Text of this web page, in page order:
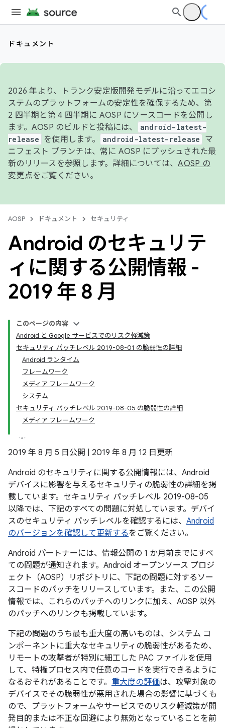
ドキュメント
2026 年より、トランク安定版開発モデルに沿ってエコシ
ステムのプラットフォームの安定性を確保するため、第
2 四半期と第 4 四半期に AOSP にソースコードを公開し
ます。AOSP のビルドと投稿には、
android-latest-
release
を使用します。 android-latest-release
マ
ニフェスト ブランチは、常に AOSP にプッシュされた最
新のリリースを参照します。詳細については、AOSP の
変更点をご覧ください。
AOSP ドキュメント セキュリティ
Android のセキュリテ
ィに関する公開情報 -
2019 年 8 月
このページの内容
Android と Google サービスでのリスク軽減策
セキュリティ パッチレベル 2019-08-01 の脆弱性の詳細
Android ランタイム
フレームワーク
メディア フレームワーク
システム
セキュリティ パッチレベル 2019-08-05 の脆弱性の詳細
メディア フレームワーク
2019 年 8 月 5 日公開 | 2019 年 8 月 12 日更新
Android のセキュリティに関する公開情報には、Android
デバイスに影響を与えるセキュリティの脆弱性の詳細を掲
載しています。セキュリティ パッチレベル 2019-08-05
以降では、下記のすべての問題に対処しています。デバイ
スのセキュリティ パッチレベルを確認するには、 Android
のバージョンを確認して更新するをご覧ください。
Android パートナーには、情報公開の 1 か月前までにすべ
ての問題が通知されます。Android オープンソース プロジ
ェクト（AOSP）リポジトリに、下記の問題に対するソー
スコードのパッチをリリースしています。また、この公開
情報では、これらのパッチへのリンクに加え、AOSP 以外
のパッチへのリンクも掲載しています。
下記の問題のうち最も重大度の高いものは、システム コ
ンポーネントに重大なセキュリティの脆弱性があるため、
リモートの攻撃者が特別に細工した PAC ファイルを使用
して、特権プロセス内で任意のコードを実行できるように
なるおそれがあることです。 重大度の評価は、攻撃対象の
デバイスでその脆弱性が悪用された場合の影響に基づくも
ので、プラットフォームやサービスでのリスク軽減策が開
発目的または不正な回避により無効となっていることを前